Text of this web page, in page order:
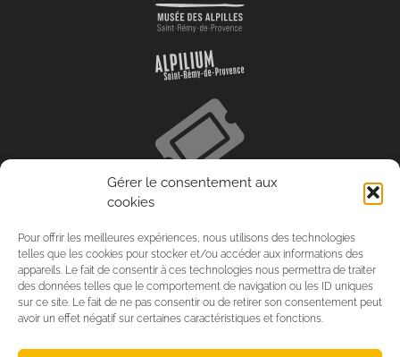
Gérer le consentement aux
cookies
Pour offrir les meilleures expériences, nous utilisons des technologies
telles que les cookies pour stocker et/ou accéder aux informations des
appareils. Le fait de consentir à ces technologies nous permettra de traiter
des données telles que le comportement de navigation ou les ID uniques
sur ce site. Le fait de ne pas consentir ou de retirer son consentement peut
avoir un effet négatif sur certaines caractéristiques et fonctions.